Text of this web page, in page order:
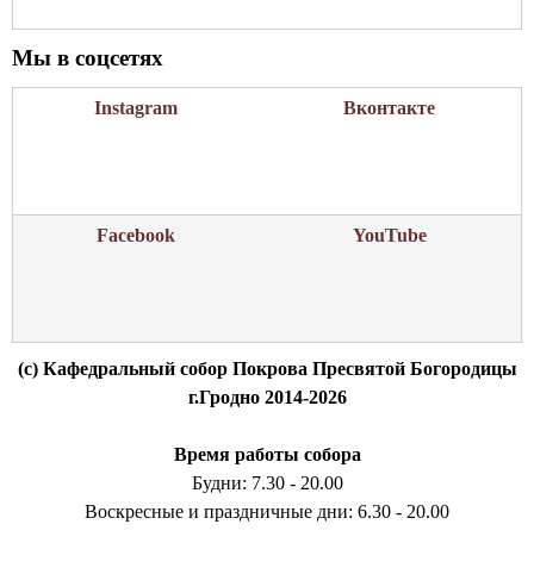
Мы в соцсетях
Instagram Вконтакте
Facebook YouTube
(c) Кафедральный собор Покрова Пресвятой Богородицы
г.Гродно 2014-2026
Время работы собора
Будни: 7.30 - 20.00
Воскресные и праздничные дни: 6.30 - 20.00